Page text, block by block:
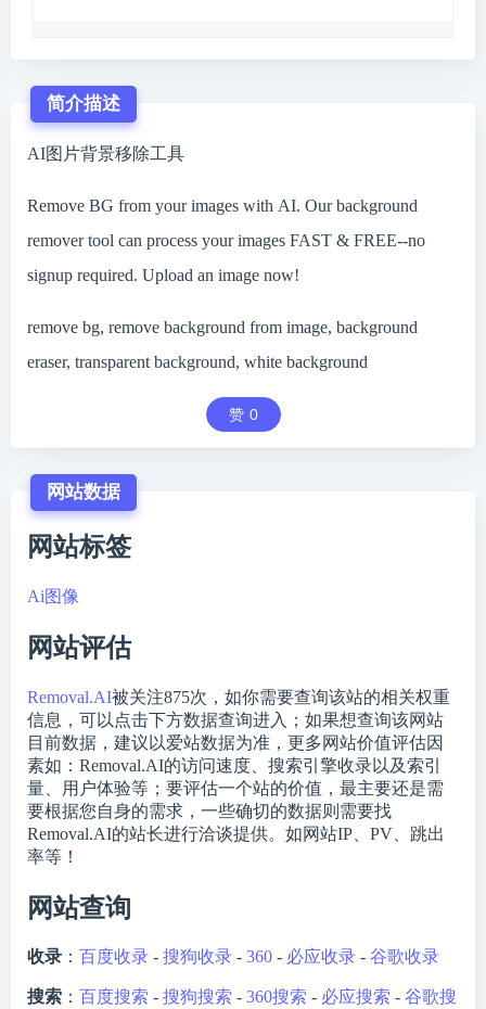
简介描述
AI图片背景移除工具
Remove BG from your images with AI. Our background
remover tool can process your images FAST & FREE--no
signup required. Upload an image now!
remove bg, remove background from image, background
eraser, transparent background, white background
赞 0
网站数据
网站标签
Ai图像
网站评估
Removal.AI被关注875次，如你需要查询该站的相关权重
信息，可以点击下方数据查询进入；如果想查询该网站
目前数据，建议以爱站数据为准，更多网站价值评估因
素如：Removal.AI的访问速度、搜索引擎收录以及索引
量、用户体验等；要评估一个站的价值，最主要还是需
要根据您自身的需求，一些确切的数据则需要找
Removal.AI的站长进行洽谈提供。如网站IP、PV、跳出
率等！
网站查询
收录 ： 百度收录 - 搜狗收录 - 360 - 必应收录 - 谷歌收录
搜索 ： 百度搜索 - 搜狗搜索 - 360搜索 - 必应搜索 - 谷歌搜